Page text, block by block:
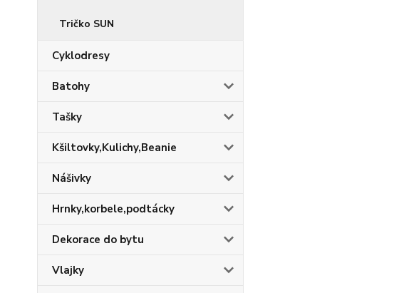
Tričko SUN
Cyklodresy
Batohy
Tašky
Kšiltovky,Kulichy,Beanie
Nášivky
Hrnky,korbele,podtácky
Dekorace do bytu
Vlajky